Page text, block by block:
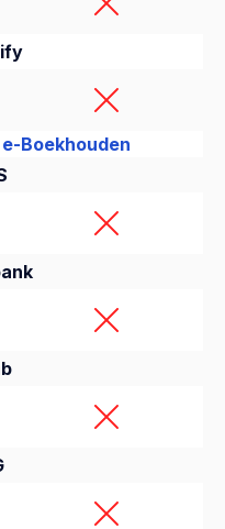
Boekhouden